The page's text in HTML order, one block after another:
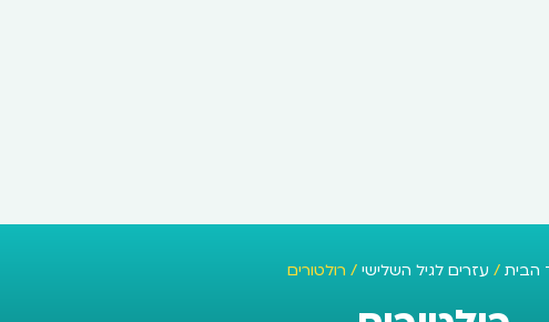
הבית / עזרים לגיל השלישי / רולטורים